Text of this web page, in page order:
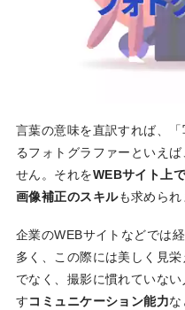
言葉の意味を直訳すれば、
るフォトグラファーといえ
せん。それをWEBサイト上
画像補正のスキルも求められ
企業のWEBサイトなどでは
多く、この際には美しく見
でなく、撮影に慣れていな
すコミュニケーション能力な